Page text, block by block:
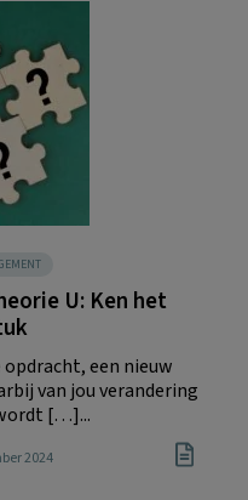
U: Ken het
opdracht, een nieuw
van jou verandering
[…]...
2024